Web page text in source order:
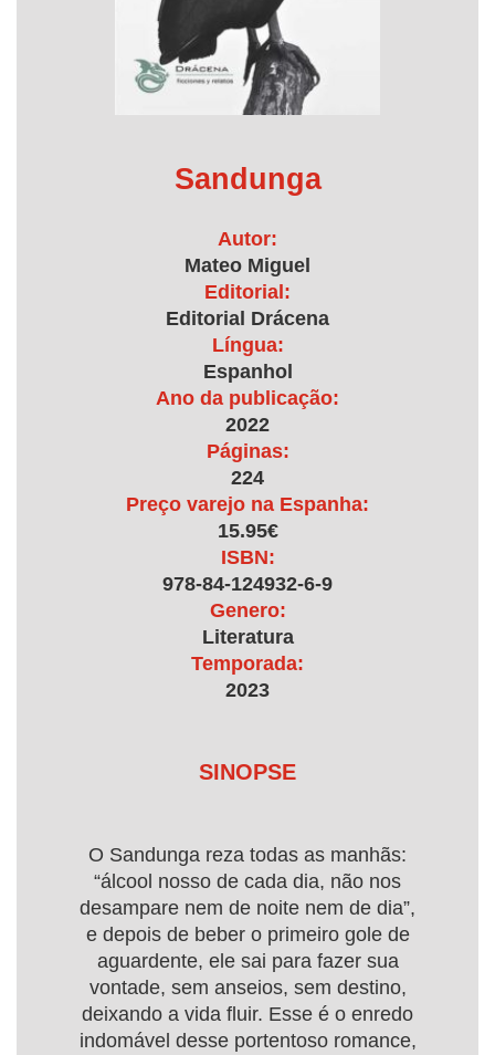
Sandunga
Autor:
Mateo Miguel
Editorial:
Editorial Drácena
Língua:
Espanhol
Ano da publicação:
2022
Páginas:
224
Preço varejo na Espanha:
15.95€
ISBN:
978-84-124932-6-9
Genero:
Literatura
Temporada:
2023
SINOPSE
O Sandunga reza todas as manhãs:
“álcool nosso de cada dia, não nos
desampare nem de noite nem de dia”,
e depois de beber o primeiro gole de
aguardente, ele sai para fazer sua
vontade, sem anseios, sem destino,
deixando a vida fluir. Esse é o enredo
indomável desse portentoso romance,